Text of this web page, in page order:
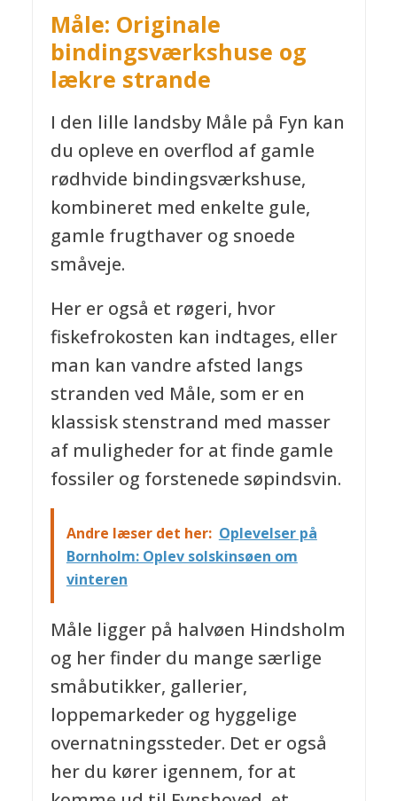
Måle: Originale
bindingsværkshuse og
lækre strande
I den lille landsby Måle på Fyn kan
du opleve en overflod af gamle
rødhvide bindingsværkshuse,
kombineret med enkelte gule,
gamle frugthaver og snoede
småveje.
Her er også et røgeri, hvor
fiskefrokosten kan indtages, eller
man kan vandre afsted langs
stranden ved Måle, som er en
klassisk stenstrand med masser
af muligheder for at finde gamle
fossiler og forstenede søpindsvin.
Andre læser det her: Oplevelser på
Bornholm: Oplev solskinsøen om
vinteren
Måle ligger på halvøen Hindsholm
og her finder du mange særlige
småbutikker, gallerier,
loppemarkeder og hyggelige
overnatningssteder. Det er også
her du kører igennem, for at